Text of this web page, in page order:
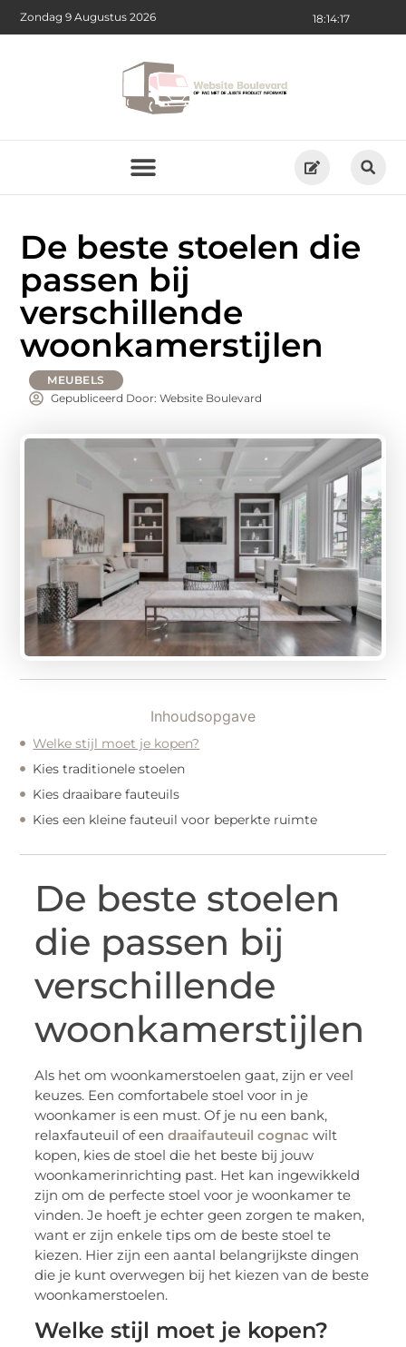
18:14:17
Zondag 9 Augustus 2026
De beste stoelen die
passen bij
verschillende
woonkamerstijlen
MEUBELS
Gepubliceerd Door: Website Boulevard
Inhoudsopgave
Welke stijl moet je kopen?
Kies traditionele stoelen
Kies draaibare fauteuils
Kies een kleine fauteuil voor beperkte ruimte
De beste stoelen
die passen bij
verschillende
woonkamerstijlen
Als het om woonkamerstoelen gaat, zijn er veel
keuzes. Een comfortabele stoel voor in je
woonkamer is een must. Of je nu een bank,
relaxfauteuil of een draaifauteuil cognac wilt
kopen, kies de stoel die het beste bij jouw
woonkamerinrichting past. Het kan ingewikkeld
zijn om de perfecte stoel voor je woonkamer te
vinden. Je hoeft je echter geen zorgen te maken,
want er zijn enkele tips om de beste stoel te
kiezen. Hier zijn een aantal belangrijkste dingen
die je kunt overwegen bij het kiezen van de beste
woonkamerstoelen.
Welke stijl moet je kopen?